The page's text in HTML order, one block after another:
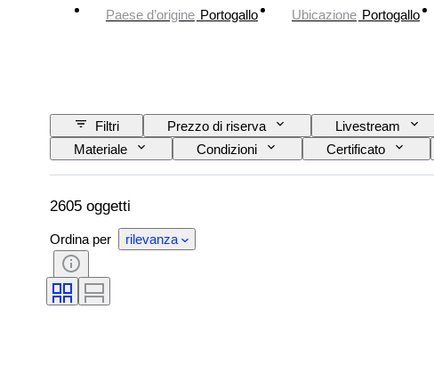
Paese d’origine Portogallo Ubicazione Portogallo
Filtri Prezzo di riserva Livestream
Materiale
Condizioni Certificato
Epoca
Artista
2605 oggetti
Ordina per rilevanza